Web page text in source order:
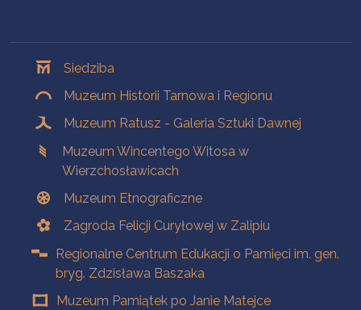
Siedziba
Muzeum Historii Tarnowa i Regionu
Muzeum Ratusz - Galeria Sztuki Dawnej
Muzeum Wincentego Witosa w
Wierzchosławicach
Muzeum Etnograficzne
Zagroda Felicji Curyłowej w Zalipiu
Regionalne Centrum Edukacji o Pamięci im. gen.
bryg. Zdzisława Baszaka
Muzeum Pamiątek po Janie Matejce